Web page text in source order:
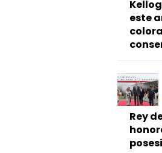
este
Rey